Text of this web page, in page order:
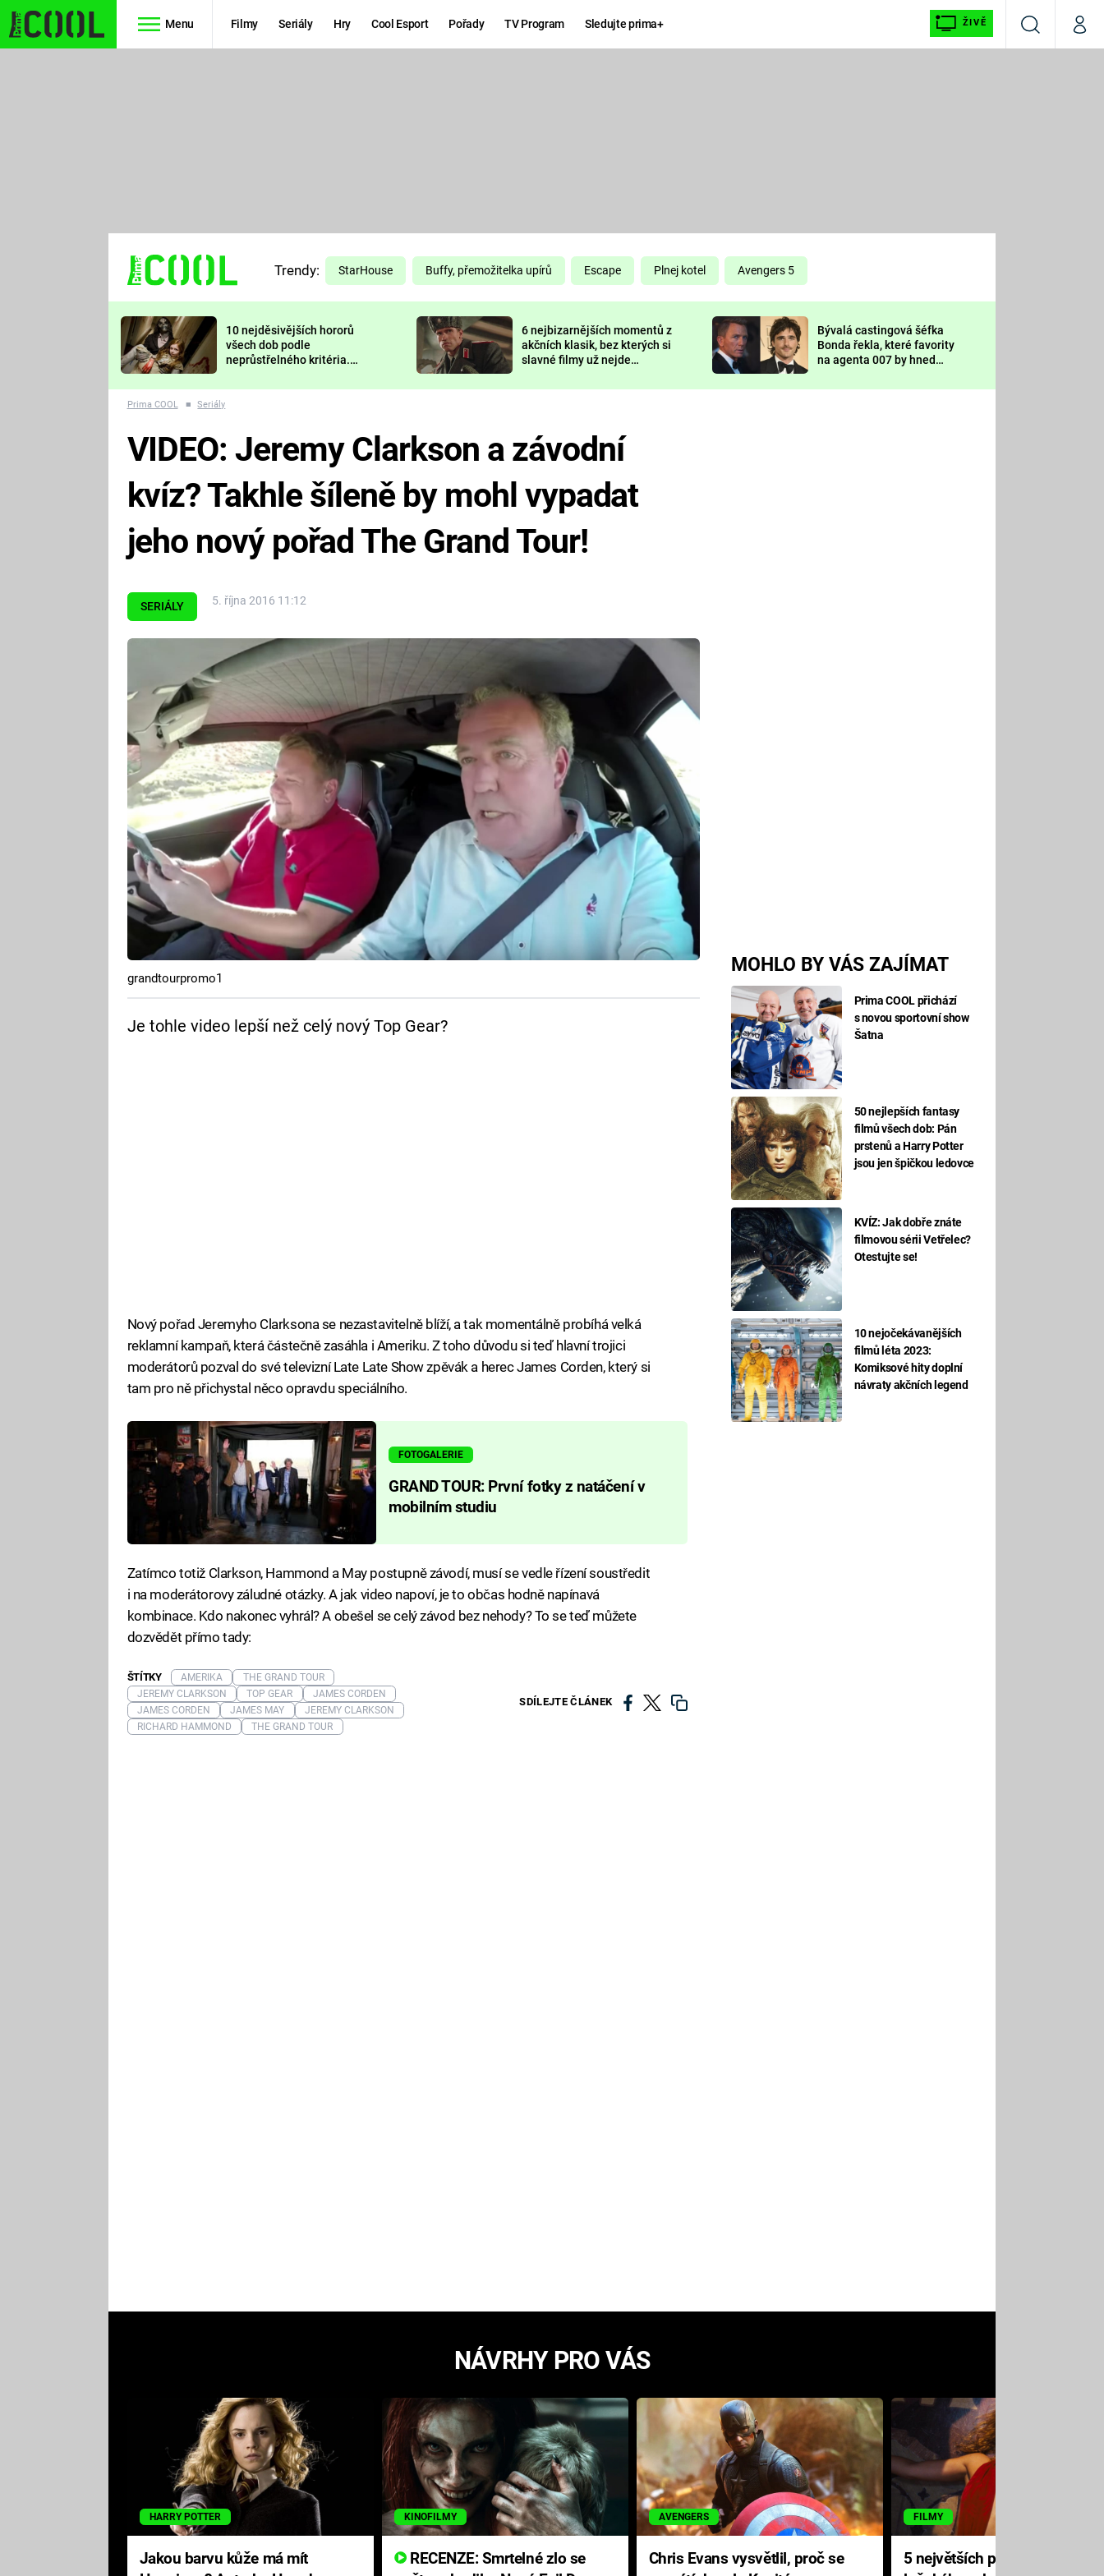
Menu Filmy Seriály Hry Cool Esport Pořady TV Program Sledujte prima+ ŽIVĚ
VyhledáváníMůj
TŘESKU
FUTURAMA
PREDÁTOR
DELIVERANCE
KOMEDIE
CHUCK
NORRIS
DEADPOOL
Prima LAJK
Sledujte nás
Trendy: StarHouse Buffy, přemožitelka upírů Escape Plnej kotel Avengers 5
10 nejděsivějších hororů
všech dob podle
neprůstřelného kritéria.
nejvíc zvednou tep?
6 nejbizarnějších momentů z
akčních klasik, bez kterých si
slavné filmy už nejde
Bývalá castingová šéfka
Bonda řekla, které favority
na agenta 007 by hned
Prima COOL ■ Seriály
SERIÁLY 5. října 2016 11:12
MOHLO BY VÁS ZAJÍMAT
Prima COOL přichází
s novou sportovní show
Šatna
50 nejlepších fantasy
filmů všech dob: Pán
prstenů a Harry Potter
jsou jen špičkou ledovce
KVÍZ: Jak dobře znáte
filmovou sérii Vetřelec?
Otestujte se!
10 nejočekávanějších
filmů léta 2023:
Komiksové hity doplní
návraty akčních legend
VIDEO: Jeremy Clarkson a závodní
kvíz? Takhle šíleně by mohl vypadat
jeho nový pořad The Grand Tour!
grandtourpromo1
Je tohle video lepší než celý nový Top Gear?
Nový pořad Jeremyho Clarksona se nezastavitelně blíží, a tak momentálně probíhá velká
reklamní kampaň, která částečně zasáhla i Ameriku. Z toho důvodu si teď hlavní trojici
moderátorů pozval do své televizní Late Late Show zpěvák a herec James Corden, který si
tam pro ně přichystal něco opravdu speciálního.
FOTOGALERIE
GRAND TOUR: První fotky z natáčení v
mobilním studiu
Zatímco totiž Clarkson, Hammond a May postupně závodí, musí se vedle řízení soustředit
i na moderátorovy záludné otázky. A jak video napoví, je to občas hodně napínavá
kombinace. Kdo nakonec vyhrál? A obešel se celý závod bez nehody? To se teď můžete
dozvědět přímo tady:
SDÍLEJTE ČLÁNEK
ŠTÍTKY AMERIKA
THE GRAND TOUR
JEREMY CLARKSON
TOP GEAR
JAMES CORDEN
JAMES CORDEN
JAMES MAY
JEREMY CLARKSON
RICHARD HAMMOND
THE GRAND TOUR
NÁVRHY PRO VÁS
HARRY POTTER
Jakou barvu kůže má mít
KINOFILMY
RECENZE: Smrtelné zlo se
AVENGERS
Chris Evans vysvětlil, proč se
FILMY
5 největších propadáků